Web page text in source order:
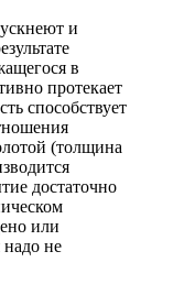
и
в
протекает
способствует
(толщина
достаточно
или
надо не